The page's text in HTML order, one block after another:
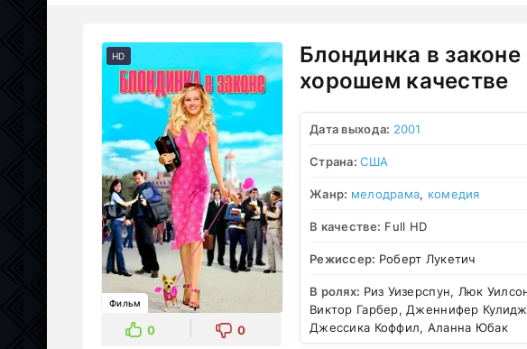
HD
Фильм
0 0
Блондинка в
хорошем качестве
Дата выхода: 2001
Страна:США
Жанр: мелодрама, комедия
В качестве: Full HD
Режиссер: Роберт Лукетич
В ролях: Риз Уизерспун, Люк
Виктор Гарбер, Дженнифер
Джессика Коффил, Аланна Юбак